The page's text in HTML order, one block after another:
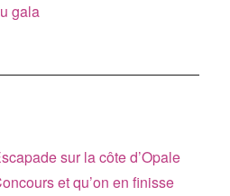
gala
sur la côte d’Opale
et qu’on en finisse